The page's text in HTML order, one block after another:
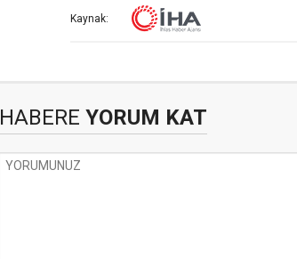
Kaynak:
HABERE YORUM KAT